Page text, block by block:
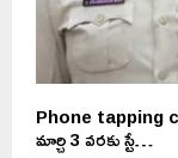
Phone tapping
మార్చి 3 వరకు స్టే…